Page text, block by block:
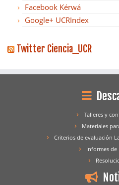
Facebook Kérwá
Google+ UCRIndex
Twitter Ciencia_UCR
Talleres y
Materiales
Criterios de evaluación
Informes de